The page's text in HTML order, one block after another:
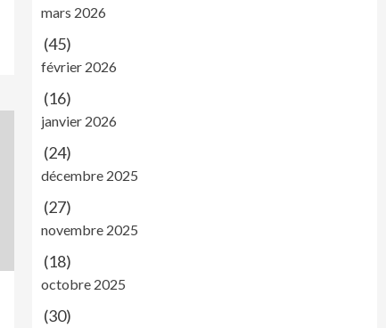
mars 2026
(45)
février 2026
(16)
janvier 2026
(24)
décembre 2025
(27)
novembre 2025
(18)
octobre 2025
(30)